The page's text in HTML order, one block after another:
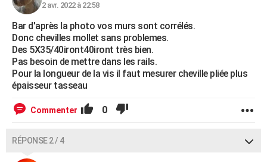
2 avr. 2022 à 22:58
Bar d'après la photo vos murs sont corrélés.
Donc chevilles mollet sans problemes.
Des 5X35/40iront40iront très bien.
Pas besoin de mettre dans les rails.
Pour la longueur de la vis il faut mesurer cheville pliée plus
épaisseur tasseau
Commenter 0
RÉPONSE 2 / 4